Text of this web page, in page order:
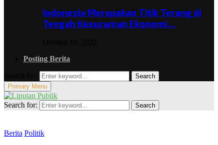
Indonesia Merupakan Titik Terang di
Tengah Kesuraman Ekonomi…
Posting Berita
Search
Primary Menu
Search for: Search
Berita Politik